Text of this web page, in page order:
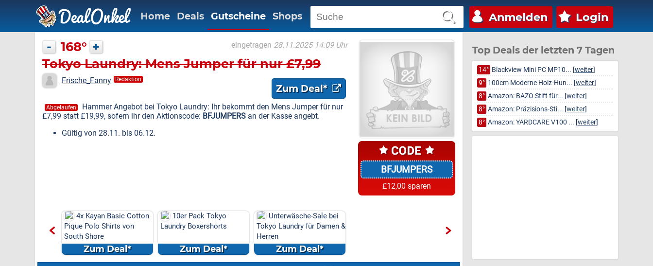
Anmelden Login
Home Deals Gutscheine Shops
BFJUMPERS
£12,00 sparen
- 168° + eingetragen 28.11.2025 14:09 Uhr
Tokyo Laundry: Mens Jumper für nur £7,99
Frische_Fanny Redaktion
Zum Deal*
Abgelaufen
Hammer Angebot bei Tokyo Laundry: Ihr bekommt den Mens Jumper für nur
£7,99 statt £19,99, sofern ihr den Aktionscode: BFJUMPERS an der Kasse angebt.
Gültig von 28.11. bis 06.12.
4x Kayan Basic Cotton
Pique Polo Shirts von
South Shore
Zum Deal*
10er Pack Tokyo
Laundry Boxershorts
Zum Deal*
Unterwäsche-Sale bei
Tokyo Laundry für Damen &
Herren
Zum Deal*
Top Deals der letzten 7 Tagen
14° Blackview Mini PC MP10... [weiter]
9° 100cm Moderne Holz-Hun... [weiter]
8° Amazon: BAZO Stift für... [weiter]
8° Amazon: Präzisions-Sti... [weiter]
8° Amazon: YARDCARE V100 ... [weiter]